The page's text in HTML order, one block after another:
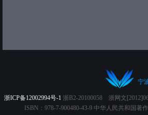
宁
浙ICP备12002994号-1 浙B2-20100058 浙网文
ISBN：978-7-900480-43-9 中华人民共和国